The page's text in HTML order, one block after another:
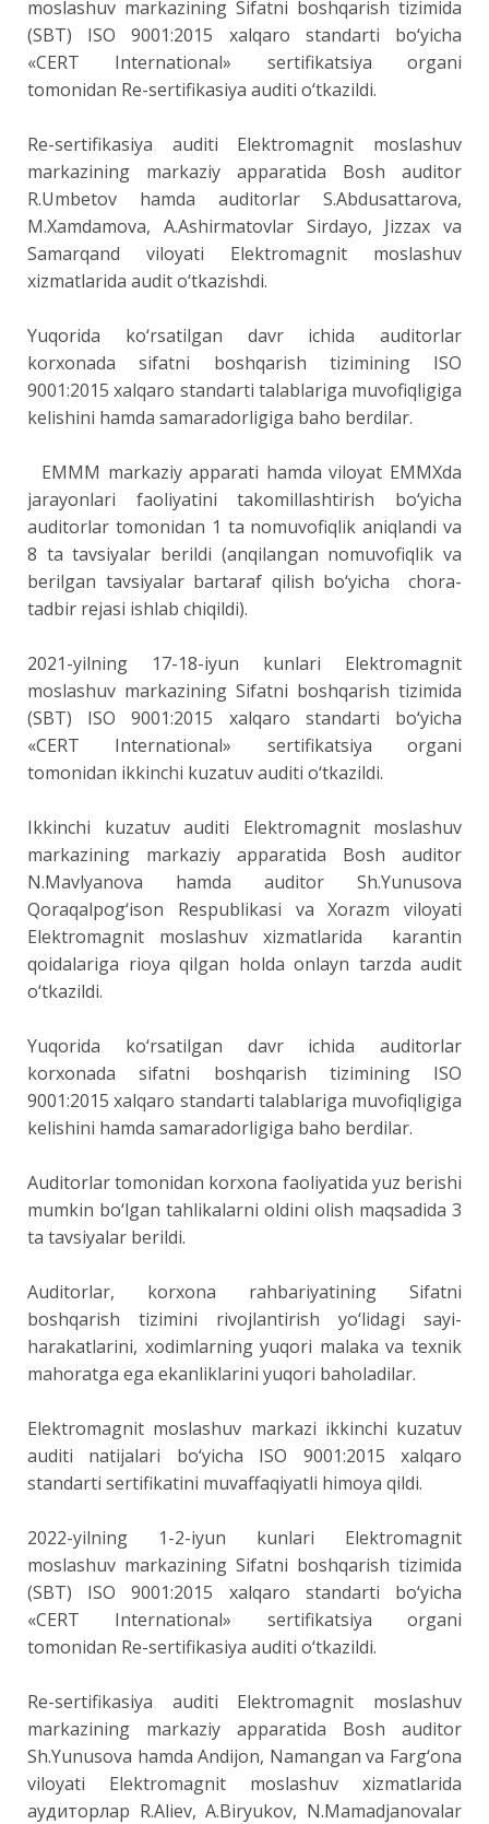
moslashuv markazining Sifatni boshqarish tizimida
(SBT) ISO 9001:2015 xalqaro standarti bo‘yicha
«CERT International» sertifikatsiya organi
tomonidan Re-sertifikasiya auditi o‘tkazildi.
Re-sertifikasiya auditi Elektromagnit moslashuv
markazining markaziy apparatida Bosh auditor
R.Umbetov hamda auditorlar S.Abdusattarova,
M.Xamdamova, A.Ashirmatovlar Sirdayo, Jizzax va
Samarqand viloyati Elektromagnit moslashuv
xizmatlarida audit o‘tkazishdi.
Yuqorida ko‘rsatilgan davr ichida auditorlar
korxonada sifatni boshqarish tizimining ISO
9001:2015 xalqaro standarti talablariga muvofiqligiga
kelishini hamda samaradorligiga baho berdilar.
EMMM markaziy apparati hamda viloyat EMMXda
jarayonlari faoliyatini takomillashtirish bo‘yicha
auditorlar tomonidan 1 ta nomuvofiqlik aniqlandi va
8 ta tavsiyalar berildi (anqilangan nomuvofiqlik va
berilgan tavsiyalar bartaraf qilish bo‘yicha chora-
tadbir rejasi ishlab chiqildi).
2021-yilning 17-18-iyun kunlari Elektromagnit
moslashuv markazining Sifatni boshqarish tizimida
(SBT) ISO 9001:2015 xalqaro standarti bo‘yicha
«CERT International» sertifikatsiya organi
tomonidan ikkinchi kuzatuv auditi o‘tkazildi.
Ikkinchi kuzatuv auditi Elektromagnit moslashuv
markazining markaziy apparatida Bosh auditor
N.Mavlyanova hamda auditor Sh.Yunusova
Qoraqalpog‘ison Respublikasi va Xorazm viloyati
Elektromagnit moslashuv xizmatlarida karantin
qoidalariga rioya qilgan holda onlayn tarzda audit
o‘tkazildi.
Yuqorida ko‘rsatilgan davr ichida auditorlar
korxonada sifatni boshqarish tizimining ISO
9001:2015 xalqaro standarti talablariga muvofiqligiga
kelishini hamda samaradorligiga baho berdilar.
Auditorlar tomonidan korxona faoliyatida yuz berishi
mumkin bo‘lgan tahlikalarni oldini olish maqsadida 3
ta tavsiyalar berildi.
Auditorlar, korxona rahbariyatining Sifatni
boshqarish tizimini rivojlantirish yo‘lidagi sayi-
harakatlarini, xodimlarning yuqori malaka va texnik
mahoratga ega ekanliklarini yuqori baholadilar.
Elektromagnit moslashuv markazi ikkinchi kuzatuv
auditi natijalari bo‘yicha ISO 9001:2015 xalqaro
standarti sertifikatini muvaffaqiyatli himoya qildi.
2022-yilning 1-2-iyun kunlari Elektromagnit
moslashuv markazining Sifatni boshqarish tizimida
(SBT) ISO 9001:2015 xalqaro standarti bo‘yicha
«CERT International» sertifikatsiya organi
tomonidan Re-sertifikasiya auditi o‘tkazildi.
Re-sertifikasiya auditi Elektromagnit moslashuv
markazining markaziy apparatida Bosh auditor
Sh.Yunusova hamda Andijon, Namangan va Farg‘ona
viloyati Elektromagnit moslashuv xizmatlarida
аудиторлар R.Aliev, A.Biryukov, N.Mamadjanovalar